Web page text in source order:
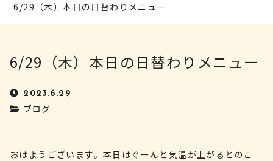
6/29（木）本日の日替わりメニュー
6/29（木）本日の日替わりメニュー
2023.6.29
ブログ
おはようございます。本日はぐーんと気温が上がるとのこ